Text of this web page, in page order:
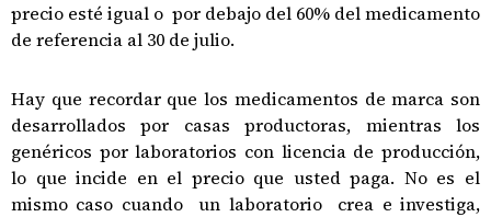
precio esté igual o por debajo del 60% del medicamento
de referencia al 30 de julio.
Hay que recordar que los medicamentos de marca son
desarrollados por casas productoras, mientras los
genéricos por laboratorios con licencia de producción,
lo que incide en el precio que usted paga. No es el
mismo caso cuando un laboratorio crea e investiga,